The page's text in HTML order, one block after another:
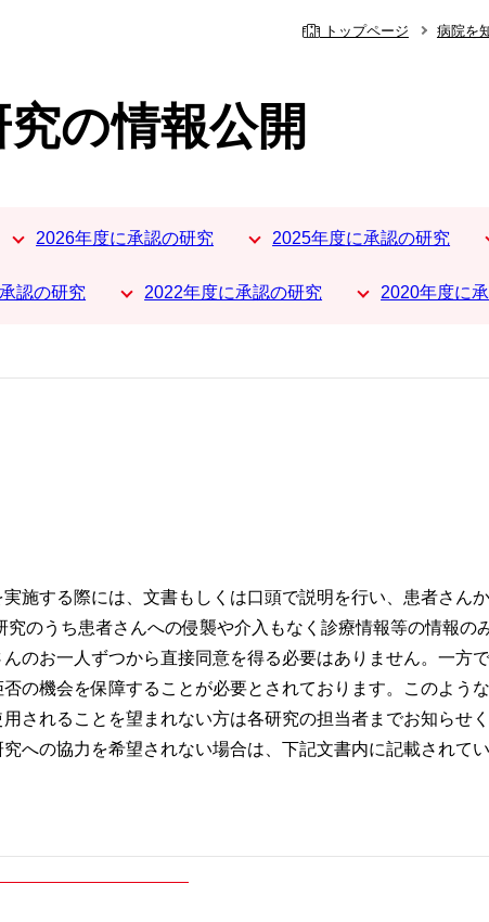
お知らせ
内
脳神経外科
循環器内科
幹部紹介
カルパス 当院のがん
会
トップページ 病院を
究の情報公開
2026年度に承認の研究 2025年度に承認の研究
認の研究 2022年度に承認の研究 2020年度に
施する際には、文書もしくは口頭で説明を行い、患者さん
究のうち患者さんへの侵襲や介入もなく診療情報等の情報の
のお一人ずつから直接同意を得る必要はありません。一方
の機会を保障することが必要とされております。このよう
されることを望まれない方は各研究の担当者までお知らせ
への協力を希望されない場合は、下記文書内に記載されて